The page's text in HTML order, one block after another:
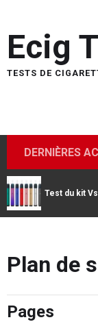
the
content
Ecig
TESTS DE
DERNIÈRES
Test du kit
Plan de
Pages